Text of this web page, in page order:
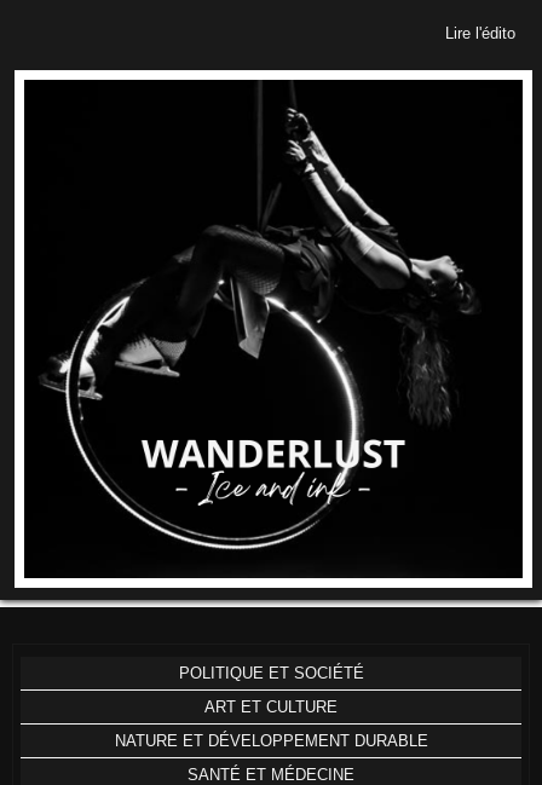
Lire l'édito
POLITIQUE ET SOCIÉTÉ
ART ET CULTURE
NATURE ET DÉVELOPPEMENT DURABLE
SANTÉ ET MÉDECINE